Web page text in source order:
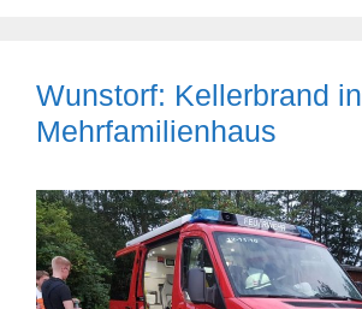
Wunstorf: Kellerbrand in
Mehrfamilienhaus